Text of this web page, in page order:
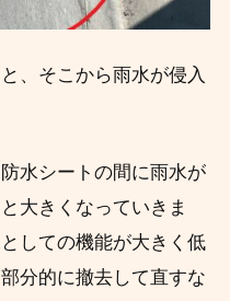
、そこから雨水が侵入
水シートの間に雨水が
大きくなっていきま
しての機能が大きく低
分的に撤去して直すな